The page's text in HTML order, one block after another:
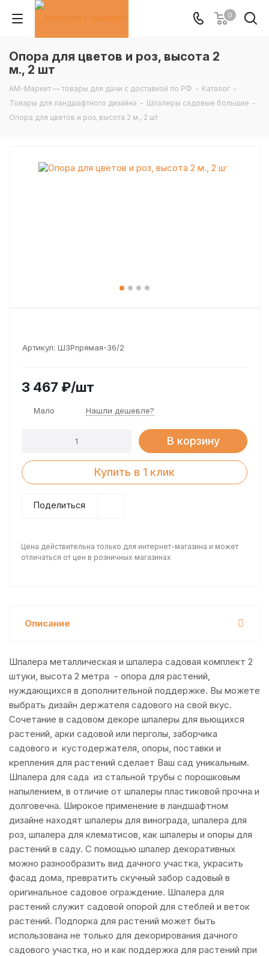
0
Опора для цветов и роз, высота 2
м., 2 шт
АМ-Маркет — товары для дачи с доставкой по РФ - Каталог -
Товары для ландшафтного дизайна - Шпалеры садовые большие -
Опора для цветов и роз, высота 2 м., 2 шт
Артикул: ШЗРпрямая-36/2
3 467 ₽/шт
Мало Нашли дешевле?
В корзину
Купить в 1 клик
Поделиться
Цена действительна только для интернет-магазина и может
отличаться от цен в розничных магазинах
Описание
Шпалера металлическая и шпалера садовая комплект 2
штуки, высота 2 метра - опора для растений,
нуждающихся в дополнительной поддержке. Вы можете
выбрать дизайн держателя садового на свой вкус.
Сочетание в садовом декоре шпалеры для вьющихся
растений, арки садовой или перголы, заборчика
садового и кустодержателя, опоры, поставки и
крепления для растений сделает Ваш сад уникальным.
Шпалера для сада из стальной трубы с порошковым
напылением, в отличие от шпалеры пластиковой прочна и
долговечна. Широкое применение в ландшафтном
дизайне находят шпалеры для винограда, шпалера для
роз, шпалера для клематисов, как шпалеры и опоры для
растений в саду. С помощью шпалер декоративных
можно разнообразить вид дачного участка, украсить
фасад дома, превратить скучный забор садовый в
оригинальное садовое ограждение. Шпалера для
растений служит садовой опорой для стеблей и веток
растений. Подпорка для растений может быть
использована не только для декорирования дачного
садового участка, но и как поддержка для растений при